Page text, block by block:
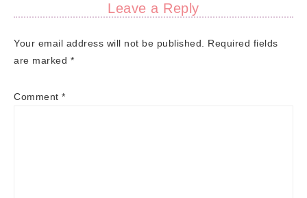
Leave a Reply
Your email address will not be published. Required fields
are marked *
Comment *